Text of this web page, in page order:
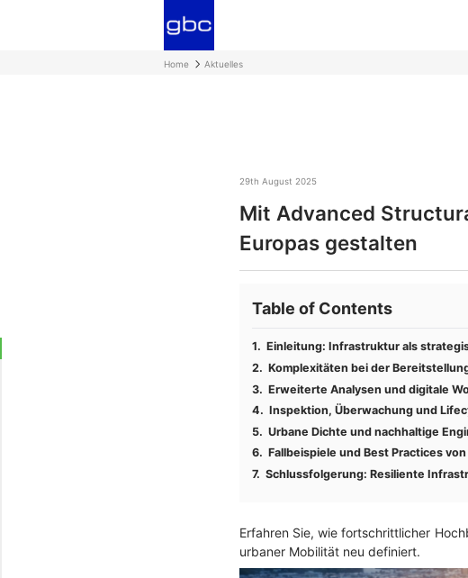
Home Aktuelles
29th August 2025
Mit Advanced
Europas gestalten
Table of Contents
Einleitung: Infrastruktur als
Komplexitäten bei der
Erweiterte Analysen und digitale
Inspektion, Überwachung und
Urbane Dichte und nachhaltige
Fallbeispiele und Best Practices
Schlussfolgerung: Resiliente
Erfahren Sie, wie fortschrittlicher
urbaner Mobilität neu definiert.